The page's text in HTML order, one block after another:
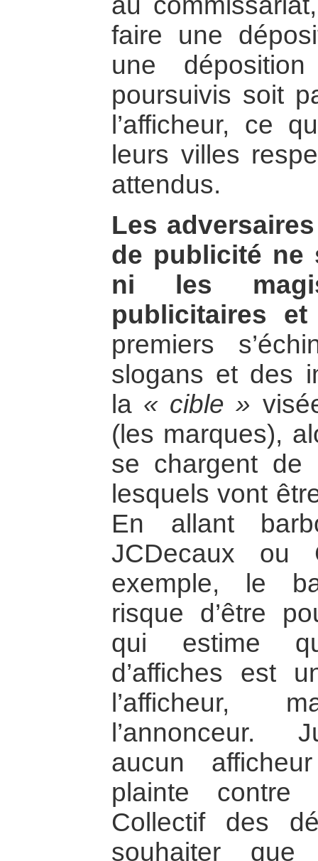
faire une
une
poursuivis soit
l’afficheur, ce
leurs villes
attendus.
Les
de publicité ne
ni les
publicitaires
premiers
slogans et des
la « cible »
(les marques),
se chargent de
lesquels vont
En allant
JCDecaux ou
exemple, le
risque d’être
qui estime
d’affiches est
l’afficheur,
l’annonceur.
aucun
plainte contre
Collectif des
souhaiter